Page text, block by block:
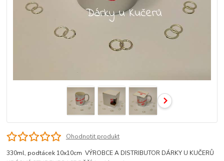
Ohodnotit produkt
330ml, podtácek 10x10cm VÝROBCE A DISTRIBUTOR DÁRKY U KUČERŮ